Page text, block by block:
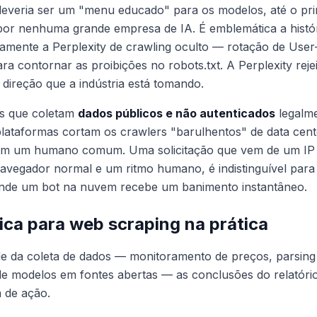
ser um "menu educado" para os modelos, até o
nenhuma grande empresa de IA. É emblemática a
a Perplexity de crawling oculto — rotação de
contornar as proibições no robots.txt. A Perplexity
que a indústria está tomando.
que coletam dados públicos e não autenticados
cortam os crawlers "barulhentos" de data
um humano comum. Uma solicitação que vem de um
normal e um ritmo humano, é indistinguível
um bot na nuvem recebe um banimento instantâneo.
para web scraping na prática
da coleta de dados — monitoramento de preços, parsing
modelos em fontes abertas — as conclusões do
de ação.